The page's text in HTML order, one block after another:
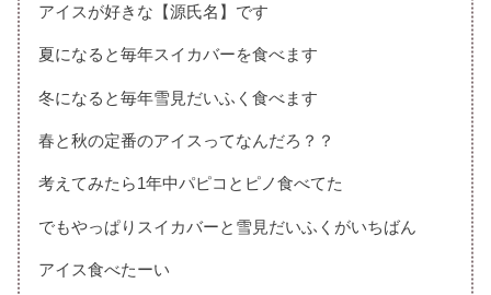
アイスが好きな【源氏名】です
夏になると毎年スイカバーを食べます
冬になると毎年雪見だいふく食べます
春と秋の定番のアイスってなんだろ？？
考えてみたら1年中パピコとピノ食べてた
でもやっぱりスイカバーと雪見だいふくがいちばん
アイス食べたーい